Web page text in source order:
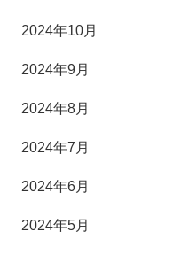
2024年10月
2024年9月
2024年8月
2024年7月
2024年6月
2024年5月